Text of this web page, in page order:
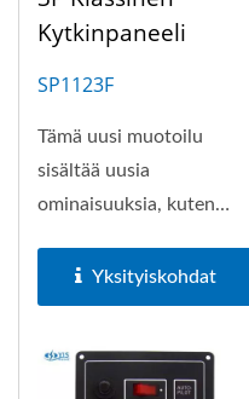
Kytkinpaneeli
SP1123F
Tämä uusi muotoilu
sisältää uusia
ominaisuuksia, kuten
valaistut...Yksityiskohdat